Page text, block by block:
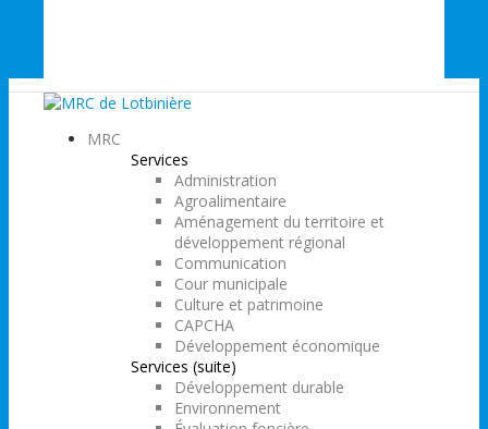
MRC
Services
Administration
Agroalimentaire
Aménagement du territoire et
développement régional
Communication
Cour municipale
Culture et patrimoine
CAPCHA
Développement économique
Services (suite)
Développement durable
Environnement